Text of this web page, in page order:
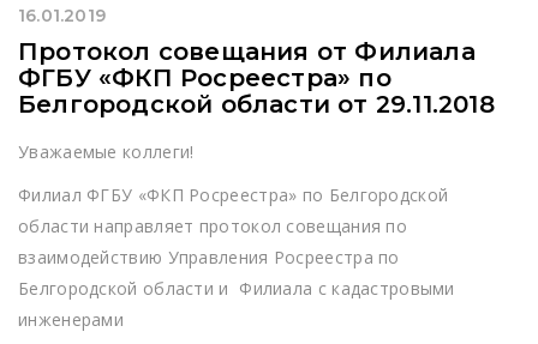
16.01.2019
Протокол совещания от Филиала
ФГБУ «ФКП Росреестра» по
Белгородской области от 29.11.2018
Уважаемые коллеги!
Филиал ФГБУ «ФКП Росреестра» по Белгородской
области направляет протокол совещания по
взаимодействию Управления Росреестра по
Белгородской области и Филиала с кадастровыми
инженерами